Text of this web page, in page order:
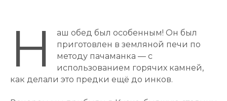
Н
аш обед был особенным! Он был
приготовлен в земляной печи по
методу пачаманка — с
использованием горячих камней,
как делали это предки ещё до инков.